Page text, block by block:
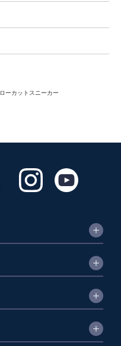
ローカットスニーカー